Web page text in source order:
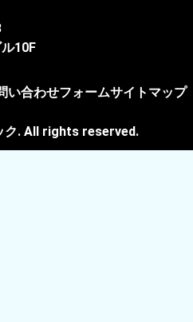
10F
い合わせフォームサイトマップ
ク. All rights reserved.